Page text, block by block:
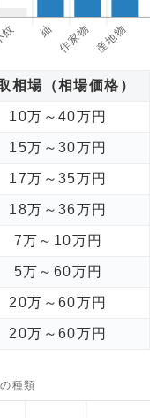
相場（相場価格）
10万～40万円
15万～30万円
17万～35万円
18万～36万円
7万～10万円
5万～60万円
20万～60万円
20万～60万円